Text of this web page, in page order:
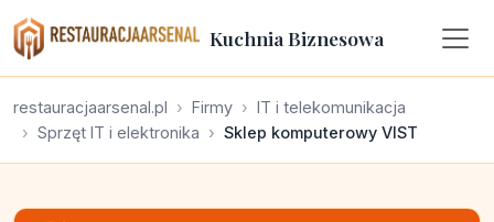
Kuchnia Biznesowa
restauracjaarsenal.pl Firmy
IT i telekomunikacja
Sprzęt IT i elektronika
Sklep komputerowy VIST